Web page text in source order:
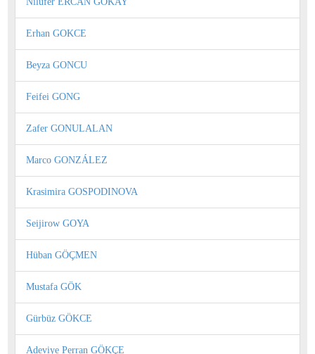
Erhan GOKCE
Beyza GONCU
Feifei GONG
Zafer GONULALAN
Marco GONZÁLEZ
Krasimira GOSPODINOVA
Seijirow GOYA
Hüban GÖÇMEN
Mustafa GÖK
Gürbüz GÖKCE
Adeviye Perran GÖKÇE